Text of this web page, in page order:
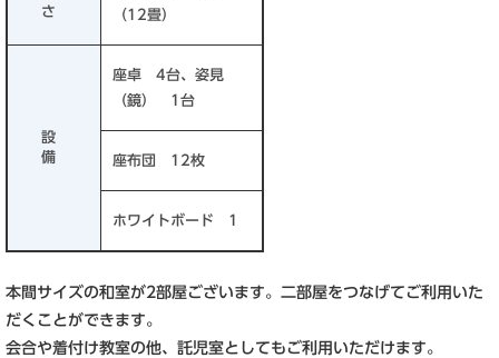
さ
（12畳）
設
備
座卓 4台、姿見
（鏡） 1台
座布団 12枚
ホワイトボード 1
本間サイズの和室が2部屋ございます。二部屋をつなげてご利用いた
だくことができます。
会合や着付け教室の他、託児室としてもご利用いただけます。